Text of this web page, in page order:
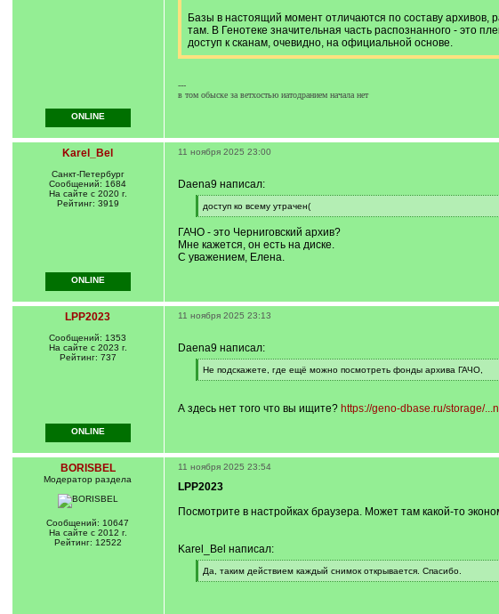
Базы в настоящий момент отличаются по составу
там. В Генотеке значительная часть распознанного - это
доступ к сканам, очевидно, на официальной основе.
---
в том обыске за ветхостью иатодранием начала нет
ONLINE
Karel_Bel
Санкт-Петербург
Сообщений: 1684
На сайте с 2020 г.
Рейтинг: 3919
11 ноября 2025 23:00
Daena9 написал:
[
q
доступ ко всему утрачен(
[
q
]
ГАЧО - это Черниговский архив?
Мне кажется, он есть на диске.
С уважением, Елена.
ONLINE
LPP2023
Сообщений: 1353
На сайте с 2023 г.
Рейтинг: 737
11 ноября 2025 23:13
Daena9 написал:
[
q
Не подскажете, где ещё можно посмотреть фонды архива ГАЧО,
[
]
А здесь нет того что вы ищите? https://geno-dbase.ru/storage/
ONLINE
BORISBEL
Модератор раздела
Сообщений: 10647
На сайте с 2012 г.
Рейтинг: 12522
11 ноября 2025 23:54
LPP2023
Посмотрите в настройках браузера. Может там какой-то
Karel_Bel написал:
[
q
Да, таким действием каждый снимок открывается. Спасибо.
[